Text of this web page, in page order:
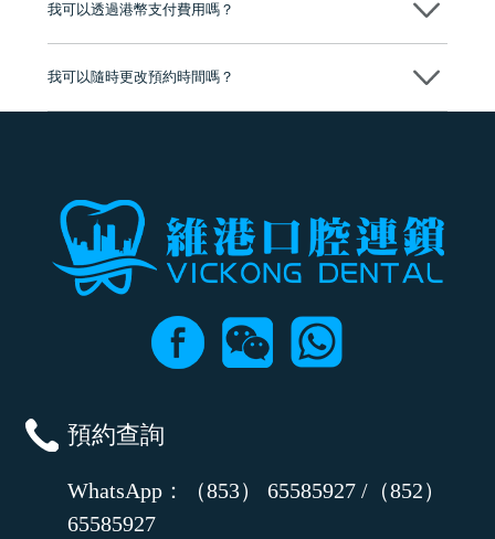
我可以透過港幣支付費用嗎？
我可以隨時更改預約時間嗎？
預約查詢
WhatsApp：（853） 65585927 /（852）
65585927